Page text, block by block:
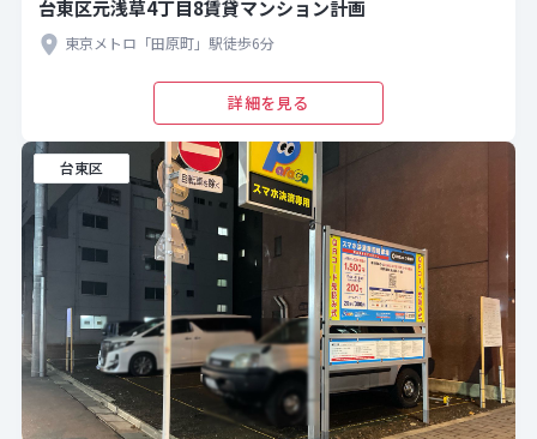
台東区元浅草4丁目8賃貸マンション計画
東京メトロ「田原町」駅徒歩6分
詳細を見る
台東区